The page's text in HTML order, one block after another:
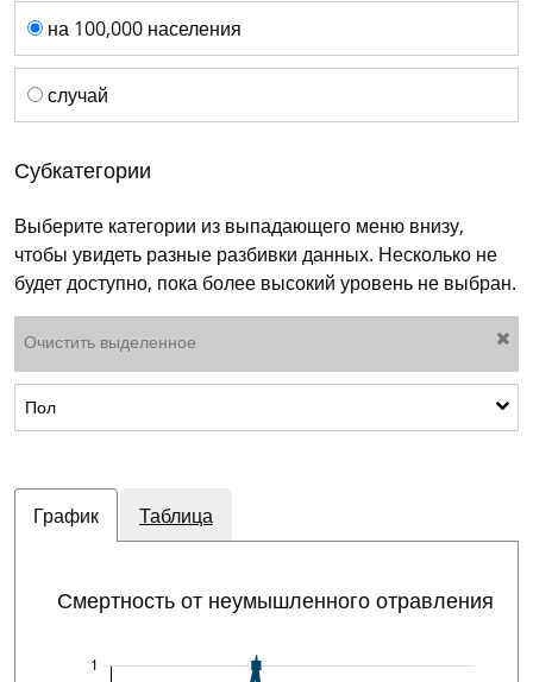
Единица измерения
на 100,000 населения
случай
Субкатегории
Выберите категории из выпадающего меню внизу,
чтобы увидеть разные разбивки данных. Несколько не
будет доступно, пока более высокий уровень не выбран.
Очистить выделенное
ПолПоказать подкатегории: Пол
График Таблица
Смертность от неумышленного отравления